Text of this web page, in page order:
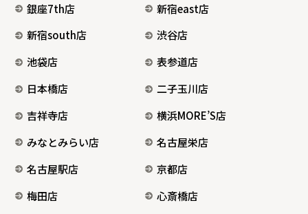
銀座7th店
新宿east店
新宿south店
渋谷店
池袋店
表参道店
日本橋店
二子玉川店
吉祥寺店
横浜MORE’S店
みなとみらい店
名古屋栄店
名古屋駅店
京都店
梅田店
心斎橋店